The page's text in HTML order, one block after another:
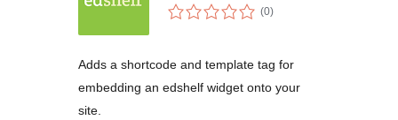
(0एकूण
मूल्यांकन
)
Adds a shortcode and template tag for
embedding an edshelf widget onto your
site.